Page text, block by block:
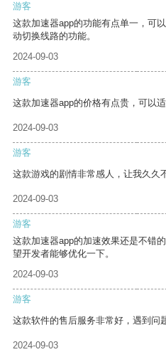
游客
这款加速器app的功能有点单一，可
动切换线路的功能。
2024-09-03
游客
这款加速器app的价格有点贵，可以
2024-09-03
游客
这款游戏的剧情非常感人，让我久久
2024-09-03
游客
这款加速器app的加速效果还是不错
望开发者能够优化一下。
2024-09-03
游客
这款软件的售后服务非常好，遇到问
2024-09-03